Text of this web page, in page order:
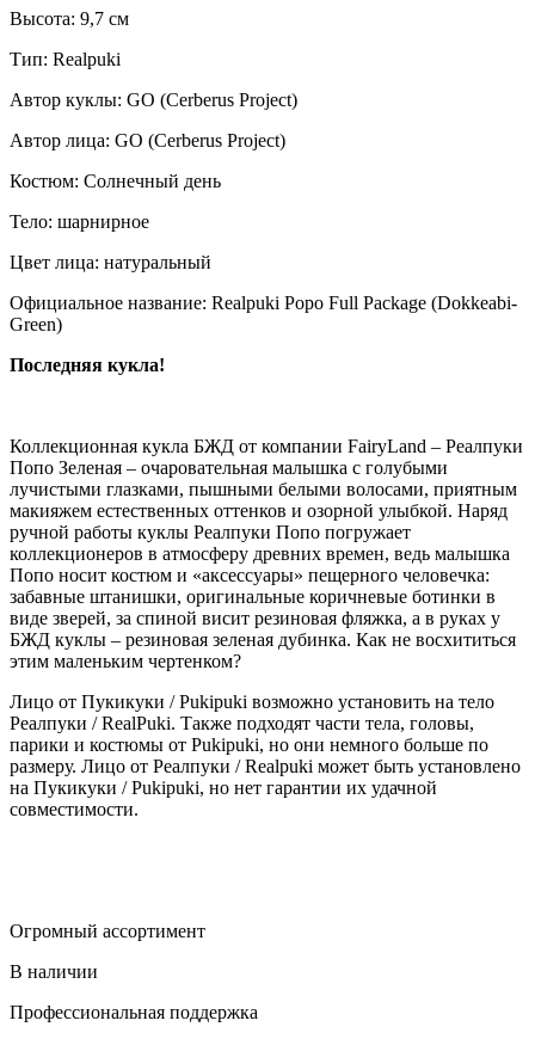
Высота: 9,7 см
Тип: Realpuki
Автор куклы: GO (Cerberus Project)
Автор лица: GO (Cerberus Project)
Костюм: Солнечный день
Тело: шарнирное
Цвет лица: натуральный
Официальное название: Realpuki Popo Full Package (Dokkeabi-
Green)
Последняя кукла!
Коллекционная кукла БЖД от компании FairyLand – Реалпуки
Попо Зеленая – очаровательная малышка с голубыми
лучистыми глазками, пышными белыми волосами, приятным
макияжем естественных оттенков и озорной улыбкой. Наряд
ручной работы куклы Реалпуки Попо погружает
коллекционеров в атмосферу древних времен, ведь малышка
Попо носит костюм и «аксессуары» пещерного человечка:
забавные штанишки, оригинальные коричневые ботинки в
виде зверей, за спиной висит резиновая фляжка, а в руках у
БЖД куклы – резиновая зеленая дубинка. Как не восхититься
этим маленьким чертенком?
Лицо от Пукикуки / Pukipuki возможно установить на тело
Реалпуки / RealPuki. Также подходят части тела, головы,
парики и костюмы от Pukipuki, но они немного больше по
размеру. Лицо от Реалпуки / Realpuki может быть установлено
на Пукикуки / Pukipuki, но нет гарантии их удачной
совместимости.
Огромный ассортимент
В наличии
Профессиональная поддержка